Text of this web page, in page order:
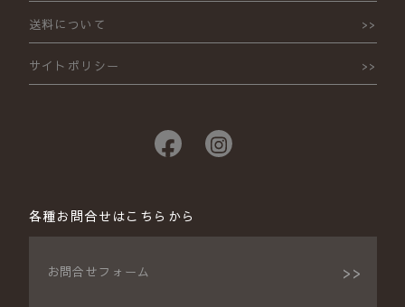
送料について
サイトポリシー
各種お問合せはこちらから
お問合せフォーム